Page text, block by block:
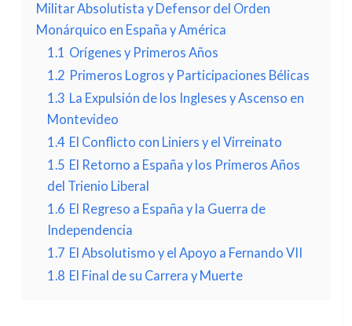
Militar Absolutista y Defensor del Orden
Monárquico en España y América
1.1 Orígenes y Primeros Años
1.2 Primeros Logros y Participaciones Bélicas
1.3 La Expulsión de los Ingleses y Ascenso en
Montevideo
1.4 El Conflicto con Liniers y el Virreinato
1.5 El Retorno a España y los Primeros Años
del Trienio Liberal
1.6 El Regreso a España y la Guerra de
Independencia
1.7 El Absolutismo y el Apoyo a Fernando VII
1.8 El Final de su Carrera y Muerte